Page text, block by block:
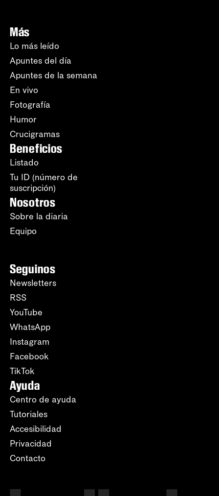
Más
Lo más leído
Apuntes del día
Apuntes de la semana
En vivo
Fotografía
Humor
Crucigramas
Beneficios
Listado
Tu ID (número de
suscripción)
Nosotros
Sobre la diaria
Equipo
Seguinos
Newsletters
RSS
YouTube
WhatsApp
Instagram
Facebook
TikTok
Ayuda
Centro de ayuda
Tutoriales
Accesibilidad
Privacidad
Contacto